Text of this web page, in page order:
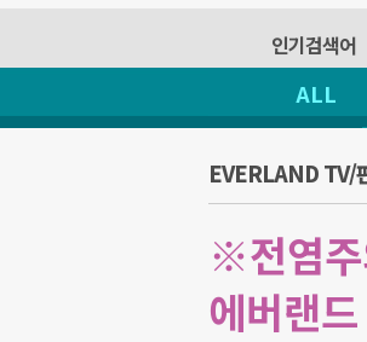
ALL
EVERLAND TV/
※전염
에버랜